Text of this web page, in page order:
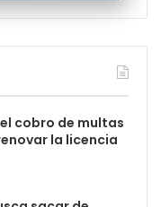
cobro de multas
la licencia